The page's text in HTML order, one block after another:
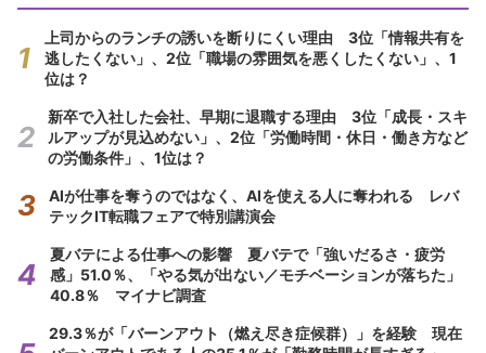
上司からのランチの誘いを断りにくい理由 3位「情報共有を
逃したくない」、2位「職場の雰囲気を悪くしたくない」、1
位は？
新卒で入社した会社、早期に退職する理由 3位「成長・スキ
ルアップが見込めない」、2位「労働時間・休日・働き方など
の労働条件」、1位は？
AIが仕事を奪うのではなく、AIを使える人に奪われる レバ
テックIT転職フェアで特別講演会
夏バテによる仕事への影響 夏バテで「強いだるさ・疲労
感」51.0％、「やる気が出ない／モチベーションが落ちた」
40.8％ マイナビ調査
29.3％が「バーンアウト（燃え尽き症候群）」を経験 現在